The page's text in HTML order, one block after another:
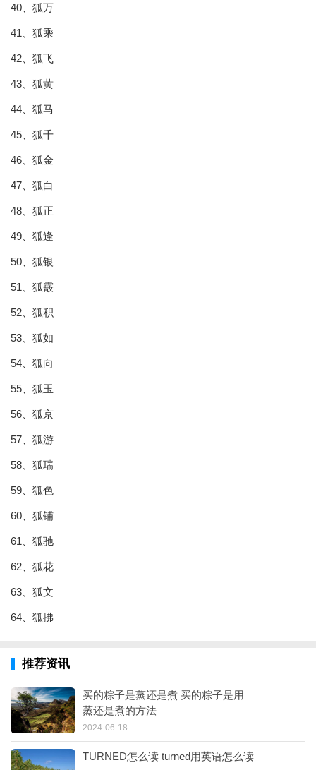
40、狐万
41、狐乘
42、狐飞
43、狐黄
44、狐马
45、狐千
46、狐金
47、狐白
48、狐正
49、狐逢
50、狐银
51、狐霰
52、狐积
53、狐如
54、狐向
55、狐玉
56、狐京
57、狐游
58、狐瑞
59、狐色
60、狐铺
61、狐驰
62、狐花
63、狐文
64、狐拂
推荐资讯
买的粽子是蒸还是煮 买的粽子是用
蒸还是煮的方法
2024-06-18
TURNED怎么读 turned用英语怎么读